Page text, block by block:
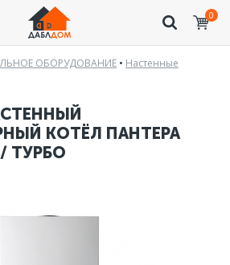
0
ОБОРУДОВАНИЕ • Настенные
КОТЁЛ ПАНТЕРА
ТУРБО